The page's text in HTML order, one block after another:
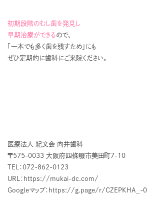
初期段階のむし歯を発見し
早期治療ができるので、
「一本でも多く歯を残すため」にも
ぜひ定期的に歯科にご来院ください。
医療法人 紀文会 向井歯科
〒575-0033 大阪府四條畷市美田町7-10
TEL：072-862-0123
URL： https://mukai-dc.com/
Googleマップ： https://g.page/r/CZEPKHA_-